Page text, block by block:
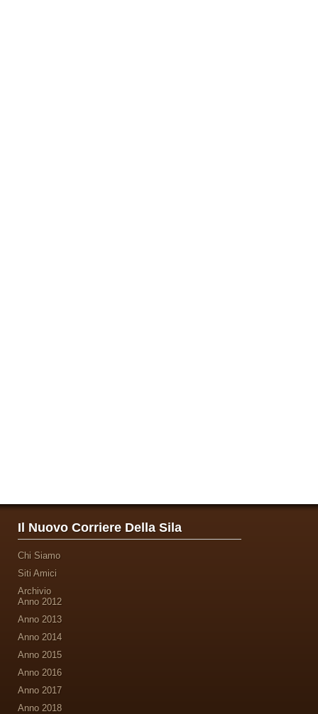
Il Nuovo Corriere Della Sila
Chi Siamo
Siti Amici
Archivio
Anno 2012
Anno 2013
Anno 2014
Anno 2015
Anno 2016
Anno 2017
Anno 2018